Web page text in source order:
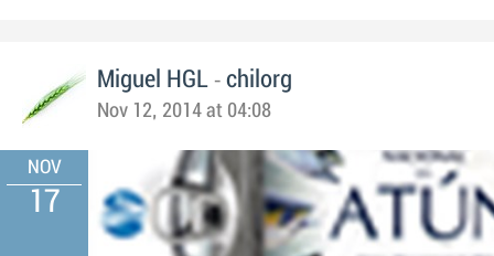
Miguel HGL - chilorg
Nov 12, 2014 at 04:08
NOV
17